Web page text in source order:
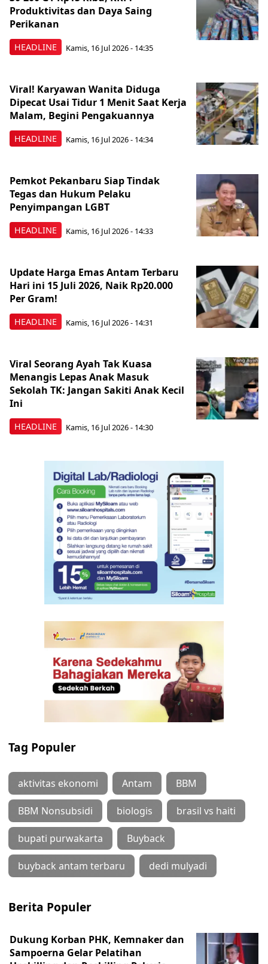
HEADLINE
Produktivitas dan Daya Saing
Perikanan
Kamis, 16 Jul 2026 - 14:35
HEADLINE
Viral! Karyawan Wanita Diduga
Dipecat Usai Tidur 1 Menit Saat Kerja
Malam, Begini Pengakuannya
Kamis, 16 Jul 2026 - 14:34
HEADLINE
Pemkot Pekanbaru Siap Tindak
Tegas dan Hukum Pelaku
Penyimpangan LGBT
Kamis, 16 Jul 2026 - 14:33
HEADLINE
Update Harga Emas Antam Terbaru
Hari ini 15 Juli 2026, Naik Rp20.000
Per Gram!
Kamis, 16 Jul 2026 - 14:31
HEADLINE
Viral Seorang Ayah Tak Kuasa
Menangis Lepas Anak Masuk
Sekolah TK: Jangan Sakiti Anak Kecil
Ini
Kamis, 16 Jul 2026 - 14:30
Tag Populer
aktivitas ekonomi Antam BBM
BBM Nonsubsidi biologis brasil vs haiti
bupati purwakarta Buyback
buyback antam terbaru dedi mulyadi
Berita Populer
Dukung Korban PHK, Kemnaker dan
Sampoerna Gelar Pelatihan